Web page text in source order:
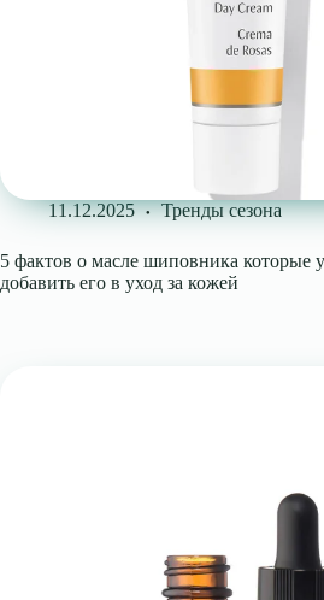
11.12.2025 Тренды сезона
5 фактов о масле шиповника которые
добавить его в уход за кожей